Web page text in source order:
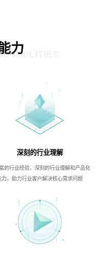
力
深刻的行业理解
的行业经验，深刻的行业理解和产品化
力，助力行业客户解决核心需求问题